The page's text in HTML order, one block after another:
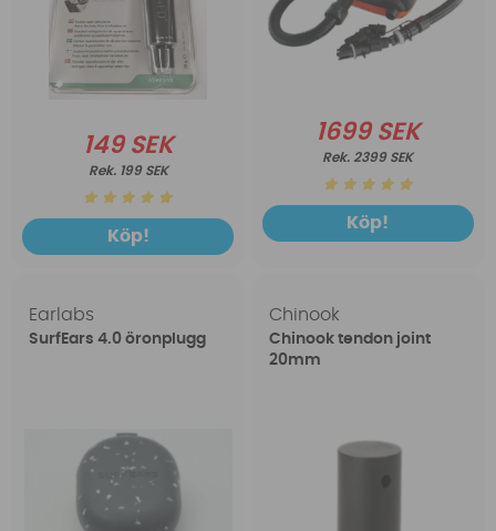
149 SEK
199 SEK
Köp!
1699 SEK
2399 SEK
Köp!
Earlabs
SurfEars 4.0 öronplugg
Chinook
Chinook tendon joint
20mm